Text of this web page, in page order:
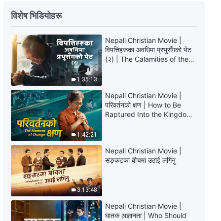
7:09
5:08
परमेश्‍वरका दैनिक वचनहरू: मानवजातिको
भ्रष्टता उजागर गर्नु | अंश ३१३
7:42
परमेश्‍वरका दैनिक वचनहरू: मानवजातिको
भ्रष्टता उजागर गर्नु | अंश ३१४
11:11
परमेश्‍वरका दैनिक वचनहरू: मानवजातिको
भ्रष्टता उजागर गर्नु | अंश ३१५
विशेष भिडियोहरू
1:35:13
Nepali Christian Movie |
विपत्तिहरूका अवधिमा प्रभुसँगको भेट
(२) | The Calamities of the
1:42:21
Nepali Christian Movie |
परिवर्तनको क्षण | How to Be
Raptured Into the Kingdom
3:13:48
Nepali Christian Movie |
सङ्कटका बीचमा उठाई लगिनु
Nepali Christian Movie |
घातक अज्ञानता | Who Should